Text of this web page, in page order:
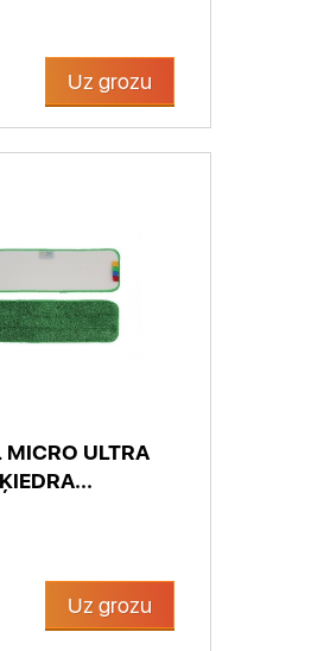
Uz grozu
MICRO ULTRA
Uz grozu